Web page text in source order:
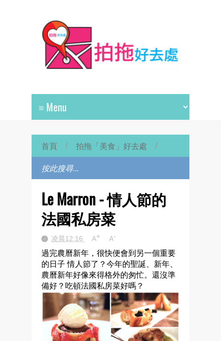
首頁 / 拍拖「美食」好去處 /
Le Marron - 情人節的
法國私房菜
凌晨12:16 A+ A-
過完農曆新年，很快便會到另一個重要
的日子 情人節了？今年的聖誕、新年、
農曆新年好像來得格外的匆忙。還沒準
備好？吃頓法國私房菜好嗎？